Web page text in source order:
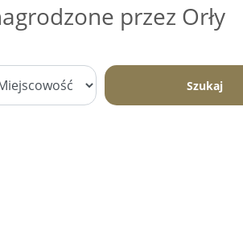
przez Orły
Szukaj